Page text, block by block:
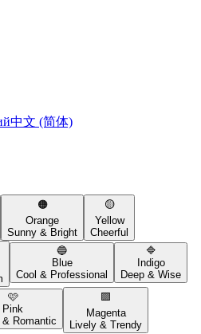
中文 (简体)
🟠
Orange
Sunny & Bright
🟡
Yellow
Cheerful
🔵
Blue
Cool & Professional
🔷
Indigo
Deep & Wise
🩷
Pink
Romantic
🟪
Magenta
Lively & Trendy